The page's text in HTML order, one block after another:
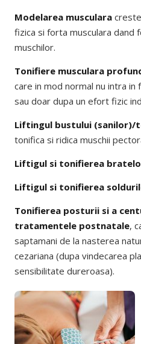
Modelarea musculara
fizica si forta musculara dand
muschilor.
Tonifiere musculara
care in mod normal nu intra
sau doar dupa un efort fizic
Liftingul bustului
tonifica si ridica muschii
Liftigul si tonifierea
Liftigul si tonifierea
Tonifierea posturii si a
tratamentele postnatale,
saptamani de la nasterea
cezariana (dupa vindecarea
sensibilitate dureroasa).